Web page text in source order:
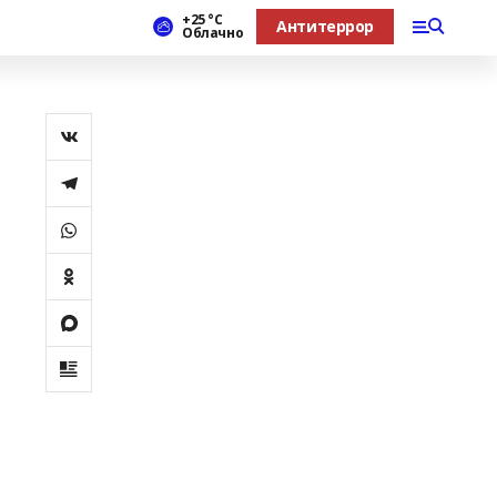
+25 °С
Облачно Антитеррор